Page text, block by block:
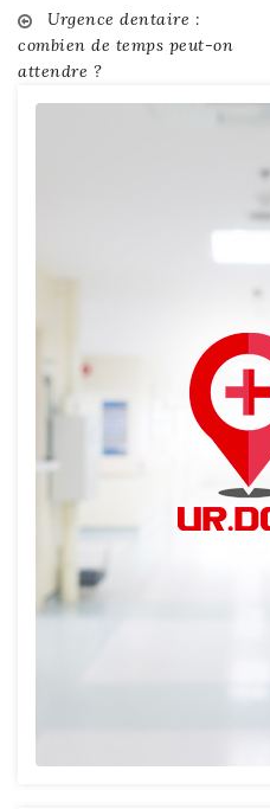
Post
navigation
Urgence dentaire :
combien de temps peut-on
attendre ?